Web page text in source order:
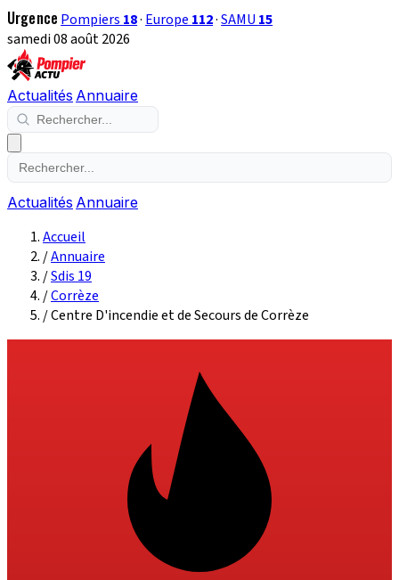
Urgence Pompiers 18· Europe 112·SAMU 15
samedi 08 août 2026
Actualités Annuaire
Actualités Annuaire
Accueil
/Annuaire
/Sdis 19
/Corrèze
/Centre D'incendie et de Secours de Corrèze